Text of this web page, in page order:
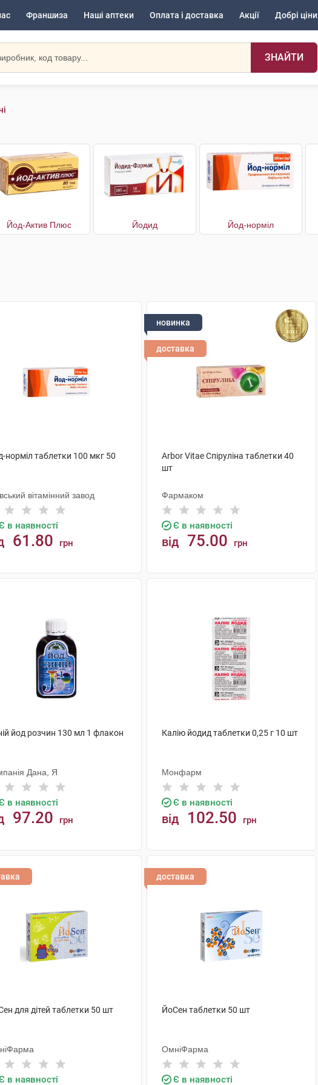
Франшиза Наші аптеки Оплата і доставка Акції Добрі ціни
ЗНАЙТИ
Йод-Актив Плюс Йодид Йод-норміл
норміл таблетки 100 мкг 50
вітамінний завод
в наявності
61.80 грн
новинка
доставка
Arbor Vitae Спіруліна таблетки 40
шт
Фармаком
Є в наявності
від 75.00 грн
йод розчин 130 мл 1 флакон
Дана, Я
в наявності
97.20 грн
Калію йодид таблетки 0,25 г 10 шт
Монфарм
Є в наявності
від 102.50 грн
для дітей таблетки 50 шт
в наявності
доставка
ЙоСен таблетки 50 шт
ОмніФарма
Є в наявності